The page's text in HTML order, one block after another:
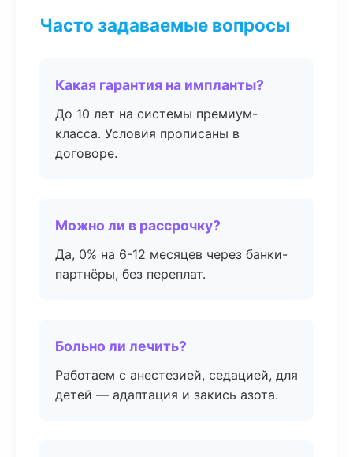
Часто задаваемые вопросы
Какая гарантия на импланты?
До 10 лет на системы премиум-
класса. Условия прописаны в
договоре.
Можно ли в рассрочку?
Да, 0% на 6-12 месяцев через банки-
партнёры, без переплат.
Больно ли лечить?
Работаем с анестезией, седацией, для
детей — адаптация и закись азота.